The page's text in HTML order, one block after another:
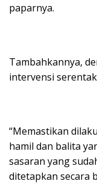
paparnya.
Tambahkannya,
intervensi
“Memastikan
hamil dan balita
sasaran yang
ditetapkan secara